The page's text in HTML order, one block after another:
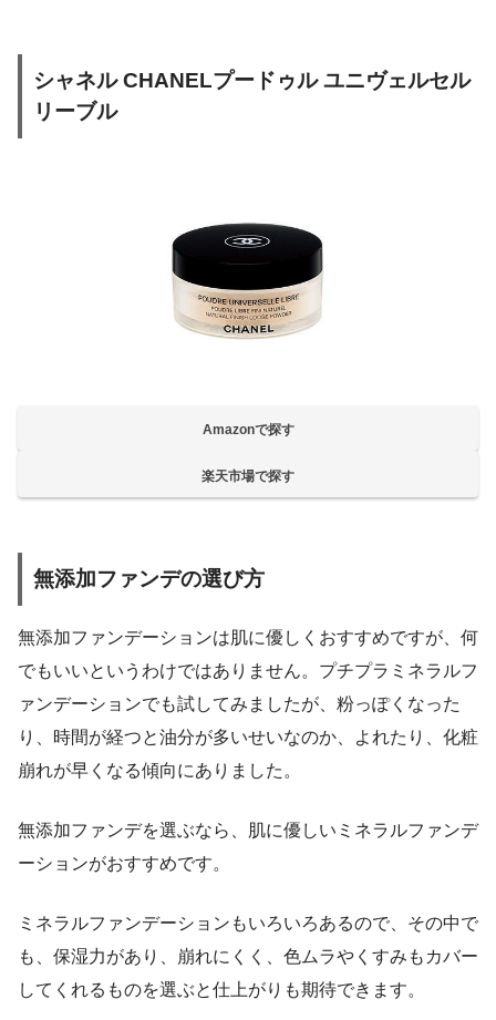
シャネル CHANELプードゥル ユニヴェルセル
リーブル
Amazonで探す
楽天市場で探す
無添加ファンデの選び方
無添加ファンデーションは肌に優しくおすすめですが、何
でもいいというわけではありません。プチプラミネラルフ
ァンデーションでも試してみましたが、粉っぽくなった
り、時間が経つと油分が多いせいなのか、よれたり、化粧
崩れが早くなる傾向にありました。
無添加ファンデを選ぶなら、肌に優しいミネラルファンデ
ーションがおすすめです。
ミネラルファンデーションもいろいろあるので、その中で
も、 保湿力があり、崩れにくく、色ムラやくすみもカバー
してくれるものを選ぶと仕上がりも期待できます。